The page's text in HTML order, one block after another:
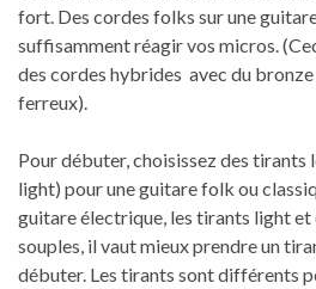
fort. Des cordes folks sur une
suffisamment réagir vos micros.
des cordes hybrides avec du
ferreux).
Pour débuter, choisissez des tirants
light) pour une guitare folk ou
guitare électrique, les tirants light
souples, il vaut mieux prendre un
débuter. Les tirants sont différents